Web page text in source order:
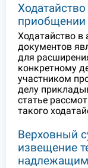
приобщении
Ходатайство
документов
для
конкретному
участником
делу
статье
такого
Верховный
извещение
надлежащим